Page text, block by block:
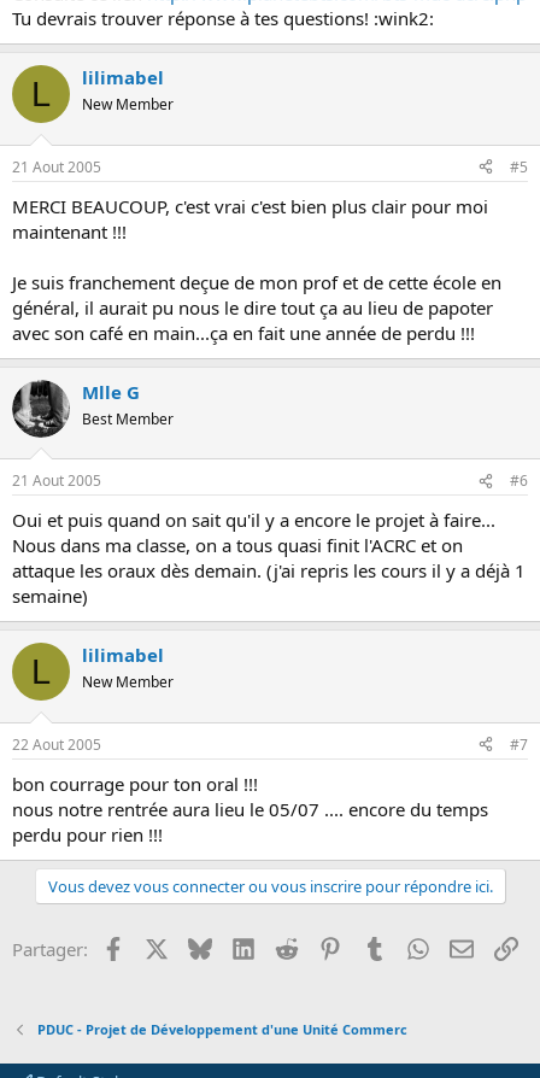
Tu devrais trouver réponse à tes questions! :wink2:
L lilimabel
New Member
21 Aout 2005 #5
MERCI BEAUCOUP, c'est vrai c'est bien plus clair pour moi
maintenant !!!
Je suis franchement deçue de mon prof et de cette école en
général, il aurait pu nous le dire tout ça au lieu de papoter
avec son café en main...ça en fait une année de perdu !!!
Mlle G
Best Member
21 Aout 2005 #6
Oui et puis quand on sait qu'il y a encore le projet à faire...
Nous dans ma classe, on a tous quasi finit l'ACRC et on
attaque les oraux dès demain. (j'ai repris les cours il y a déjà 1
semaine)
L lilimabel
New Member
22 Aout 2005 #7
bon courrage pour ton oral !!!
nous notre rentrée aura lieu le 05/07 .... encore du temps
perdu pour rien !!!
Vous devez vous connecter ou vous inscrire pour répondre ici.
Partager: Facebook BlueskyLinkedInReddit PinterestTumblrWhatsApp
Email
PDUC - Projet de Développement d'une Unité Commerc